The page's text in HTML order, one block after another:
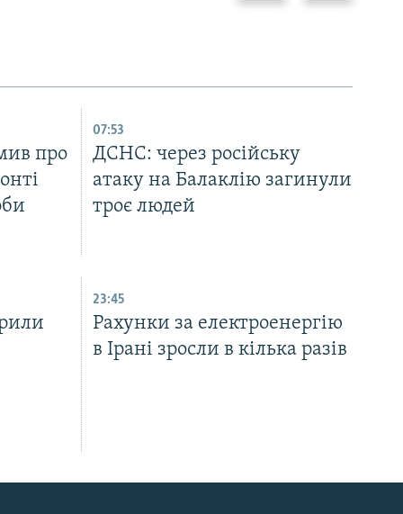
про
07:53
ДСНС: через російську
атаку на Балаклію загинули
троє людей
23:45
Рахунки за електроенергію
в Ірані зросли в кілька разів